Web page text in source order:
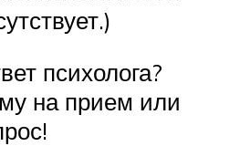
психолога?
на прием или